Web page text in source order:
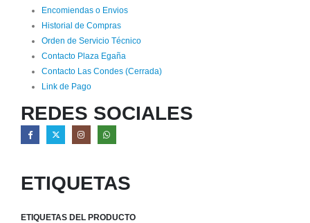
Encomiendas o Envios
Historial de Compras
Orden de Servicio Técnico
Contacto Plaza Egaña
Contacto Las Condes (Cerrada)
Link de Pago
REDES SOCIALES
ETIQUETAS
ETIQUETAS DEL PRODUCTO